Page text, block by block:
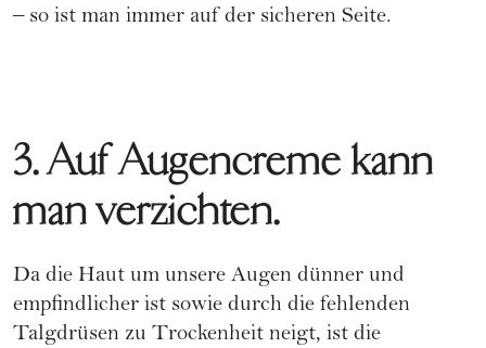
– so ist man immer auf der sicheren Seite.
3. Auf Augencreme kann
man verzichten.
Da die Haut um unsere Augen dünner und
empfindlicher ist sowie durch die fehlenden
Talgdrüsen zu Trockenheit neigt, ist die